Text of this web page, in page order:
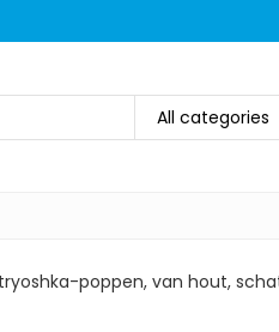
All categories
poppen, van hout,